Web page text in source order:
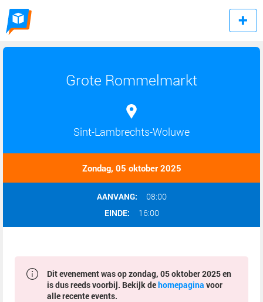
Grote Rommelmarkt
Sint-Lambrechts-Woluwe
Zondag, 05 oktober 2025
AANVANG:
08:00
EINDE:
16:00
Dit evenement was op zondag, 05 oktober 2025 en
is dus reeds voorbij. Bekijk dehomepagina voor
alle recente events.